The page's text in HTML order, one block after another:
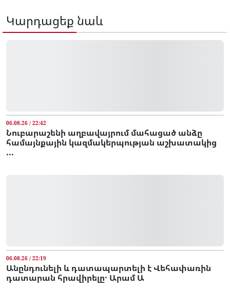
Կարդացեք նաև
06.08.26 / 22:42
Նուբարաշենի աղբավայրում մահացած անձը
համայնքային կազմակերպության աշխատակից
...
06.08.26 / 22:19
Անընդունելի և դատապարտելի է Վեհափառին
դատարան հրավիրելը․ Արամ Ա